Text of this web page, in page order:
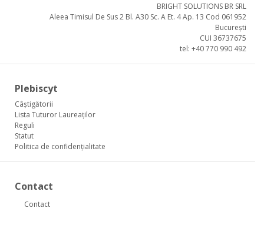
BRIGHT SOLUTIONS BR SRL
Aleea Timisul De Sus 2 Bl. A30 Sc. A Et. 4 Ap. 13 Cod 061952
București
CUI 36737675
tel: +40 770 990 492
Plebiscyt
Câștigătorii
Lista Tuturor Laureaților
Reguli
Statut
Politica de confidențialitate
Contact
Contact